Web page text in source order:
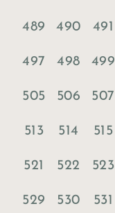
489 490 491
497 498 499
505 506 507
513 514 515
521 522 523
529 530 531